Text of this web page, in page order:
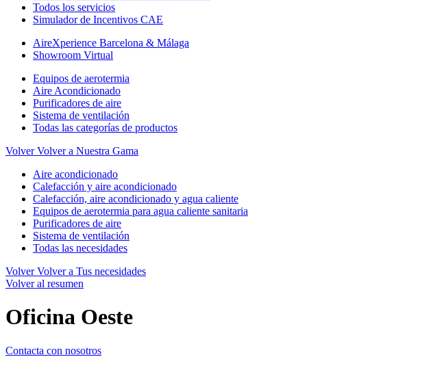
Todos los servicios
Simulador de Incentivos CAE
AireXperience Barcelona & Málaga
Showroom Virtual
Equipos de aerotermia
Aire Acondicionado
Purificadores de aire
Sistema de ventilación
Todas las categorías de productos
Volver Volver a Nuestra Gama
Aire acondicionado
Calefacción y aire acondicionado
Calefacción, aire acondicionado y agua caliente
Equipos de aerotermia para agua caliente sanitaria
Purificadores de aire
Sistema de ventilación
Todas las necesidades
Volver Volver a Tus necesidades
Volver al resumen
Oficina Oeste
Contacta con nosotros